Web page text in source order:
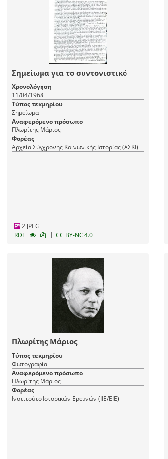
Σημείωμα για το συντονιστικό
Χρονολόγηση
11/04/1968
Τύπος τεκμηρίου
Σημείωμα
Αναφερόμενο πρόσωπο
Πλωρίτης Μάριος
Φορέας
Αρχεία Σύγχρονης Κοινωνικής Ιστορίας (ΑΣΚΙ)
2 JPEG
RDF
| CC BY-NC 4.0
Πλωρίτης Μάριος
Τύπος τεκμηρίου
Φωτογραφία
Αναφερόμενο πρόσωπο
Πλωρίτης Μάριος
Φορέας
Ινστιτούτο Ιστορικών Ερευνών (ΙΙΕ/ΕΙΕ)